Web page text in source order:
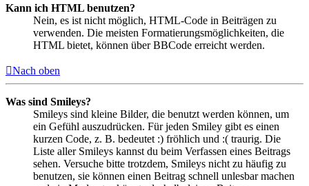
Kann ich HTML benutzen?
Nein, es ist nicht möglich, HTML-Code in Beiträgen zu
verwenden. Die meisten Formatierungsmöglichkeiten, die
HTML bietet, können über BBCode erreicht werden.
Nach oben
Was sind Smileys?
Smileys sind kleine Bilder, die benutzt werden können, um
ein Gefühl auszudrücken. Für jeden Smiley gibt es einen
kurzen Code, z. B. bedeutet :) fröhlich und :( traurig. Die
Liste aller Smileys kannst du beim Verfassen eines Beitrags
sehen. Versuche bitte trotzdem, Smileys nicht zu häufig zu
benutzen, sie können einen Beitrag schnell unlesbar machen